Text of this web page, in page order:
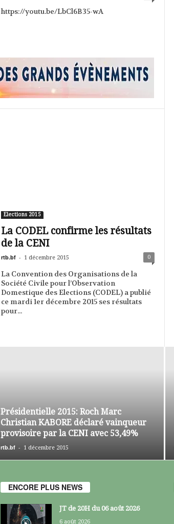
https://youtu.be/LbCl6B35-wA
Elections 2015
La CODEL confirme les résultats
de la CENI
rtb.bf - 1 décembre 2015 0
La Convention des Organisations de la
Société Civile pour l’Observation
Domestique des Elections (CODEL) a publié
ce mardi 1er décembre 2015 ses résultats
pour...
Présidentielle 2015: Roch Marc
Christian KABORE déclaré vainqueur
provisoire par la CENI avec 53,49%
rtb.bf - 1 décembre 2015
ENCORE PLUS NEWS
JT de 20H du 06 août 2026
6 août 2026